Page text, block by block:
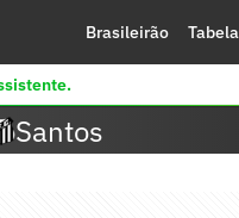
Brasileirão
Santos